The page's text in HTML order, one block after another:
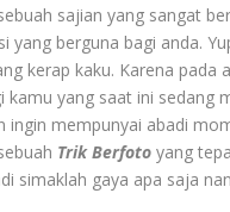
sajian yang sangat
yang berguna bagi anda.
kerap kaku. Karena
kamu yang saat ini sedang
ingin mempunyai abadi
Trik Berfoto yang
simaklah gaya apa saja